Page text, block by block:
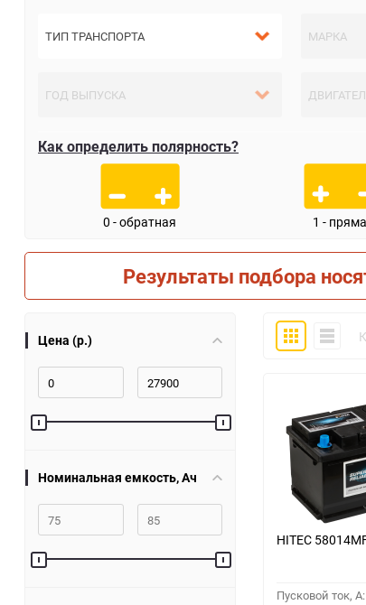
Как определить полярность?
0 - обратная 1 -
Результаты подбора
Цена (р.)
Номинальная емкость, Ач
Плитка
HITEC
Пусковой ток, A: